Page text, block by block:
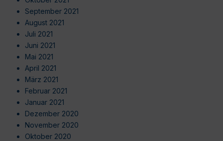
September 2021
August 2021
Juli 2021
Juni 2021
Mai 2021
April 2021
März 2021
Februar 2021
Januar 2021
Dezember 2020
November 2020
Oktober 2020